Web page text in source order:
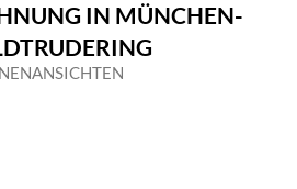
IN MÜNCHEN-